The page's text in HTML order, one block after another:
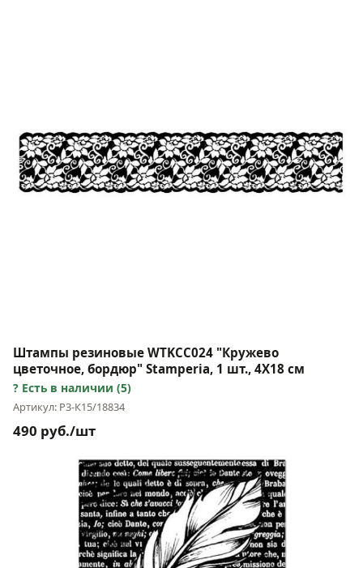
Штампы резиновые WTKCC024 "Кружево
цветочное, бордюр" Stamperia, 1 шт., 4Х18 см
Есть в наличии (5)
Артикул: Р3-К15/18834
490 руб./шт